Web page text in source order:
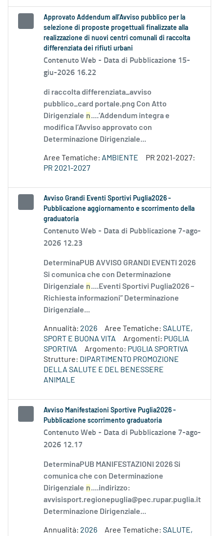
Approvato Addendum all’Avviso pubblico per la
selezione di proposte progettuali finalizzate alla
realizzazione di nuovi centri comunali di raccolta
differenziata dei rifiuti urbani
Contenuto Web - Data di Pubblicazione 15-
giu-2026 16.22
di raccolta differenziata_avviso
pubblico_card portale.png Con Atto
Dirigenziale n....’Addendum integra e
modifica l’Avviso approvato con
Determinazione Dirigenziale...
Aree Tematiche: AMBIENTE
PR 2021-2027:
PR 2021-2027
Avviso Grandi Eventi Sportivi Puglia2026 -
Pubblicazione aggiornamento e scorrimento della
graduatoria
Contenuto Web - Data di Pubblicazione 7-ago-
2026 12.23
DeterminaPUB AVVISO GRANDI EVENTI 2026
Si comunica che con Determinazione
Dirigenziale n....Eventi Sportivi Puglia2026 –
Richiesta informazioni” Determinazione
Dirigenziale...
Annualità: 2026 Aree Tematiche: SALUTE,
SPORT E BUONA VITA
Argomenti: PUGLIA
SPORTIVA
Argomento: PUGLIA SPORTIVA
Strutture: DIPARTIMENTO PROMOZIONE
DELLA SALUTE E DEL BENESSERE
ANIMALE
Avviso Manifestazioni Sportive Puglia2026 -
Pubblicazione scorrimento graduatoria
Contenuto Web - Data di Pubblicazione 7-ago-
2026 12.17
DeterminaPUB MANIFESTAZIONI 2026 Si
comunica che con Determinazione
Dirigenziale n....indirizzo:
avvisisport.regionepuglia@pec.rupar.puglia.it
Determinazione Dirigenziale...
Annualità: 2026 Aree Tematiche: SALUTE,